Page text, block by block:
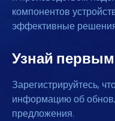
компонентов
эффективные
Узнай первым
Зарегистрируйтесь,
информацию об
предложения.